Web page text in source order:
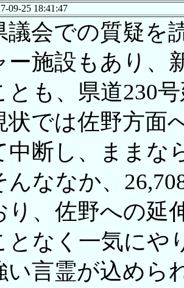
09-25 18:41:47
議会での質疑を
ー施設もあり、
とも、県道230
状では佐野方面
中断し、ままな
んななか、
り、佐野への延
となく一気にや
い言霊が込めら